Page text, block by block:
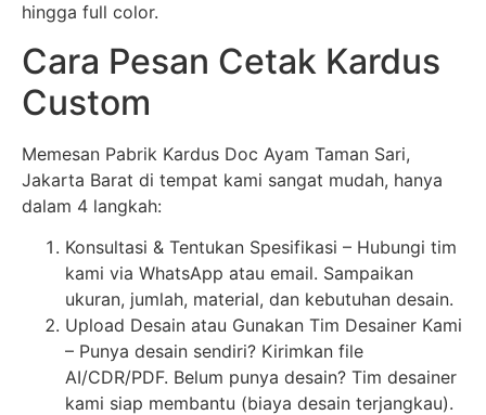
hingga full color.
Cara Pesan Cetak Kardus
Custom
Memesan Pabrik Kardus Doc Ayam Taman Sari,
Jakarta Barat di tempat kami sangat mudah, hanya
dalam 4 langkah:
Konsultasi & Tentukan Spesifikasi – Hubungi tim
kami via WhatsApp atau email. Sampaikan
ukuran, jumlah, material, dan kebutuhan desain.
Upload Desain atau Gunakan Tim Desainer Kami
– Punya desain sendiri? Kirimkan file
AI/CDR/PDF. Belum punya desain? Tim desainer
kami siap membantu (biaya desain terjangkau).